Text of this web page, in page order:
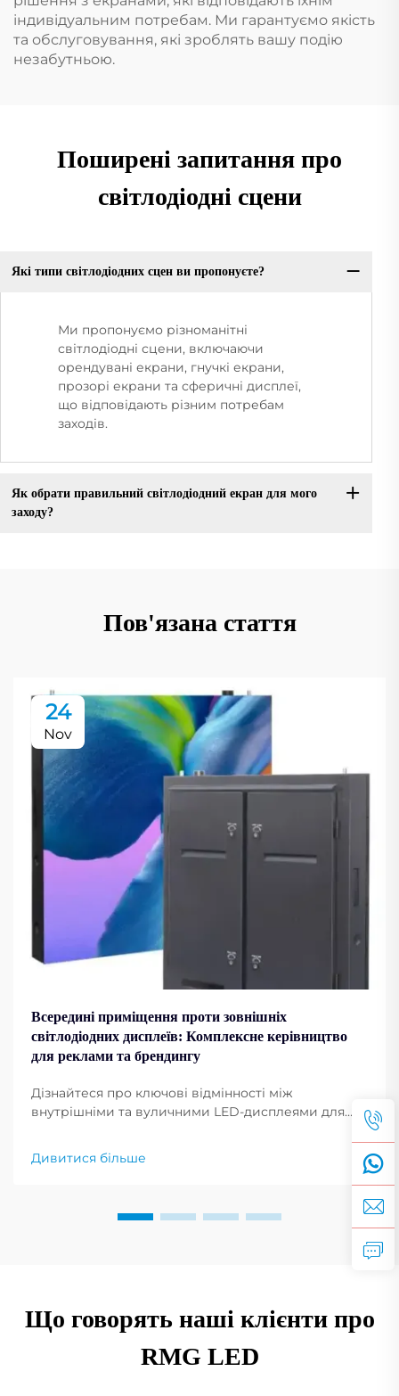
індивідуальним потребам. Ми гарантуємо якість
та обслуговування, які зроблять вашу подію
незабутньою.
Поширені запитання про
світлодіодні сцени
Які типи світлодіодних сцен ви пропонуєте?
Ми пропонуємо різноманітні
світлодіодні сцени, включаючи
орендувані екрани, гнучкі екрани,
прозорі екрани та сферичні дисплеї,
що відповідають різним потребам
заходів.
Як обрати правильний світлодіодний екран для мого
заходу?
Пов'язана стаття
24
Nov
Всередині приміщення проти зовнішніх
світлодіодних дисплеїв: Комплексне керівництво
для реклами та брендингу
Дізнайтеся про ключові відмінності між
внутрішніми та вуличними LED-дисплеями для
найкращі сфери застосування за галузями.
Отримайте експертні поради зараз.
Дивитися більше
Що говорять наші клієнти про
RMG LED